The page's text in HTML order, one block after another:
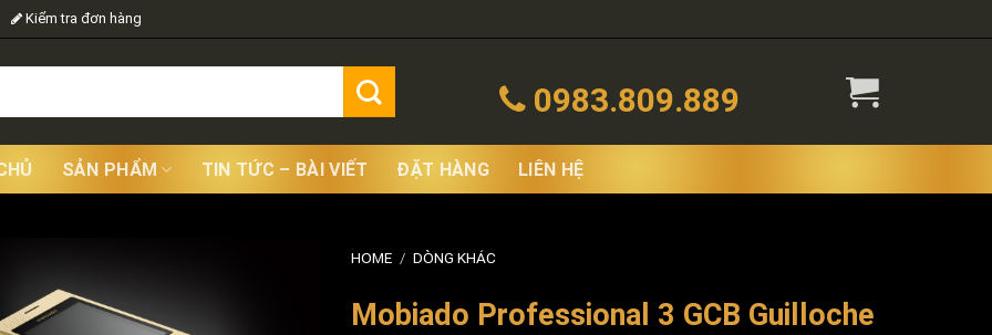
Kiểm tra đơn hàng
0983.809.889
SẢN PHẨM TIN TỨC – BÀI VIẾT ĐẶT HÀNG LIÊN HỆ
HOME / DÒNG KHÁC
Mobiado Professional 3 GCB Guilloche